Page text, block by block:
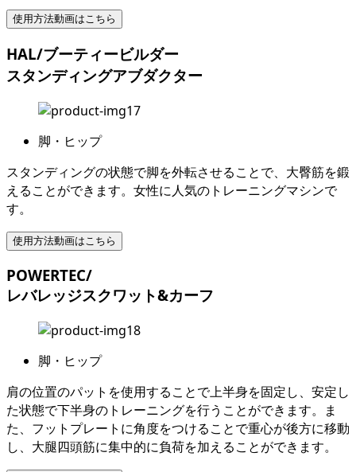
使用方法動画はこちら
HAL/ブーティービルダー
スタンディングアブダクター
脚・ヒップ
スタンディングの状態で脚を外転させることで、大臀筋を鍛
えることができます。女性に人気のトレーニングマシンで
す。
使用方法動画はこちら
POWERTEC/
レバレッジスクワット&カーフ
脚・ヒップ
肩の位置のパットを使用することで上半身を固定し、安定し
た状態で下半身のトレーニングを行うことができます。ま
た、フットプレートに角度をつけることで重心が後方に移動
し、大腿四頭筋に集中的に負荷を加えることができます。